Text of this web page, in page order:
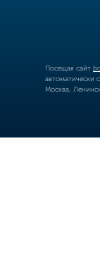
Посещая сайт
автоматически
Москва,